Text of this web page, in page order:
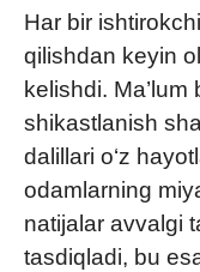
Har bir
qilishdan keyin
kelishdi. Ma’lum
shikastlanish
dalillari o‘z
odamlarning
natijalar avvalgi
tasdiqladi, bu